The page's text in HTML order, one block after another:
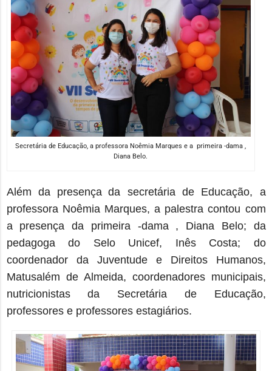
Secretária de Educação, a professora Noêmia Marques e a primeira -dama ,
Diana Belo.
Além da presença da secretária de Educação, a
professora Noêmia Marques, a palestra contou com
a presença da primeira -dama , Diana Belo; da
pedagoga do Selo Unicef, Inês Costa; do
coordenador da Juventude e Direitos Humanos,
Matusalém de Almeida, coordenadores municipais,
nutricionistas da Secretária de Educação,
professores e professores estagiários.